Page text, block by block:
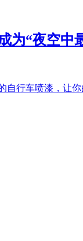
为“夜空中
行车喷漆，让